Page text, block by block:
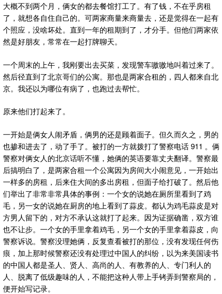
大概不到两个月，俩女的都去餐馆打工了。有了钱，不在乎房租
了，就想各自住自己的。可两家商量来商量去，还是觉得在一起有
个照应，没啥坏处。直到一年的租期到了，才分手。但他们两家依
然是好朋友，常常在一起打牌聊天。
一个周末的上午，我刚要出去买菜，发现警车嗷嗷地叫着过来了。
然后径直到了北京哥们的公寓。那也是两家合租的，四人都来自北
京。我还以为哪位有病了，也跑过去帮忙。
原来他们打起来了。
一开始是俩女人闹矛盾，俩男的还是顾着面子。但久而久之，男的
也掺和进去了，动了手了。被打的一方就拨打了警察电话 911 。俩
警察对俩女人的北京话听不懂，她俩的英语要靠丈夫翻译。警察最
后搞明白了，是两家合租一个公寓因为房间大小闹意见，一开始出
一样多的房租，后来住大间的多出房租，但面子给打破了。然后他
们举出了非常非常具体的事例：一个女的说她在厕所里看到了鸡
毛，另一女的说她在厨房的地上看到了蒜皮。都认为鸡毛蒜皮是对
方男人留下的，对方不承认这就打了起来。因为证据确凿，双方谁
也不让步。一个女的手里拿着鸡毛，另一个女的手里拿着蒜皮，向
警察诉说。警察没理她俩，反复查看被打的那位，没有发现任何伤
痕，加上那时候警察还没有处理过中国人的纠纷，以为来美国读书
的中国人都是圣人、贤人、高尚的人、有教养的人、专门利人的
人、脱离了低级趣味的人，不能把这种人带上手铐弄到警察局的，
便开始写记录。